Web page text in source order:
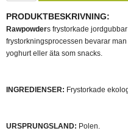
PRODUKTBESKRIVNING:
Rawpowders frystorkade
frystorkningsprocessen bevarar
yoghurt eller äta som snacks.
INGREDIENSER: Frystorkade
URSPRUNGSLAND: Polen.